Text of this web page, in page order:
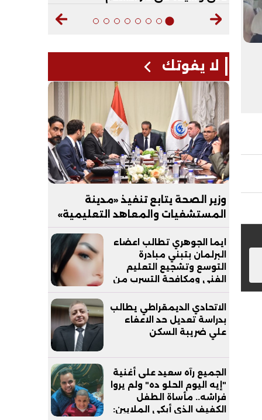
لا يفوتك
وزير الصحة يتابع تنفيذ «مدينة
المستشفيات والمعاهد التعليمية»
بالعاصمة الجديدة
ايما الجوهري تطالب اعضاء
البرلمان بتبني مبادرة
التوسع وتشجيع التعليم
الفني ومكافحة التسرب من
التعليم
الاتحادي الديمقراطي يطالب
بدراسة تعديل حد الاعفاء
علي ضريبة السكن
الجميع رآه سعيد على أغنية
"إيه اليوم الحلو ده" ولم يروا
فراشه.. مأساة الطفل
الكفيف الذي أبكى الملايين: